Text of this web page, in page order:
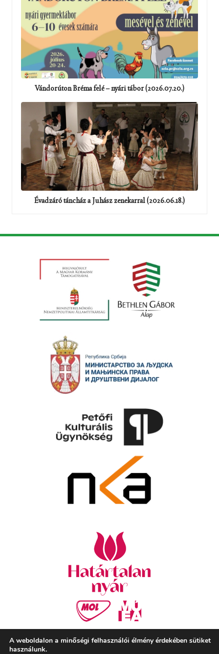
Vándorúton Bréma felé – nyári tábor (2026.07.20.)
Évadzáró táncház a Juhász zenekarral (2026.06.18.)
A weboldalon a minőségi felhasználói élmény érdekében sütiket
használunk.